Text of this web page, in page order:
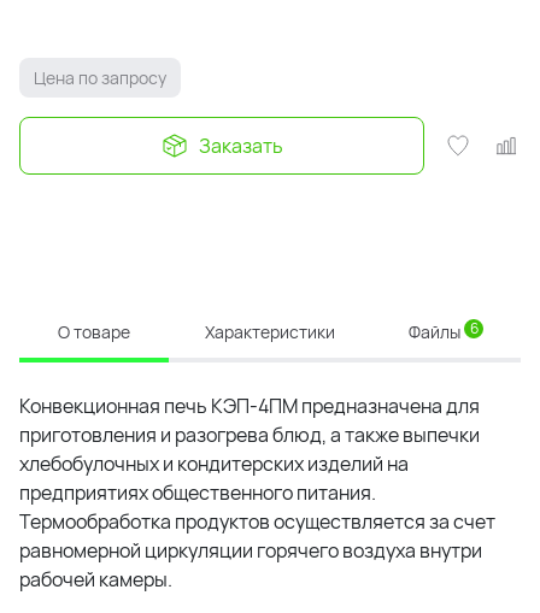
Цена по запросу
Заказать
О товаре Характеристики Файлы 6
Конвекционная печь КЭП-4ПМ предназначена для
приготовления и разогрева блюд, а также выпечки
хлебобулочных и кондитерских изделий на
предприятиях общественного питания.
Термообработка продуктов осуществляется за счет
равномерной циркуляции горячего воздуха внутри
рабочей камеры.